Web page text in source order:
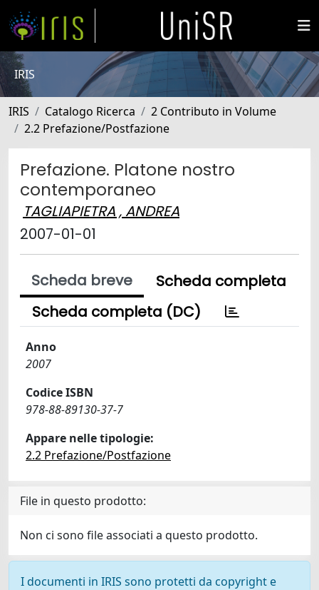
IRIS
IRIS Catalogo Ricerca
2 Contributo in Volume
2.2 Prefazione/Postfazione
Prefazione. Platone nostro
contemporaneo
TAGLIAPIETRA , ANDREA
2007-01-01
Scheda breve
Scheda completa
Scheda completa (DC)
Anno
2007
Codice ISBN
978-88-89130-37-7
Appare nelle tipologie:
2.2 Prefazione/Postfazione
File in questo prodotto:
Non ci sono file associati a questo prodotto.
I documenti in IRIS sono protetti da copyright e